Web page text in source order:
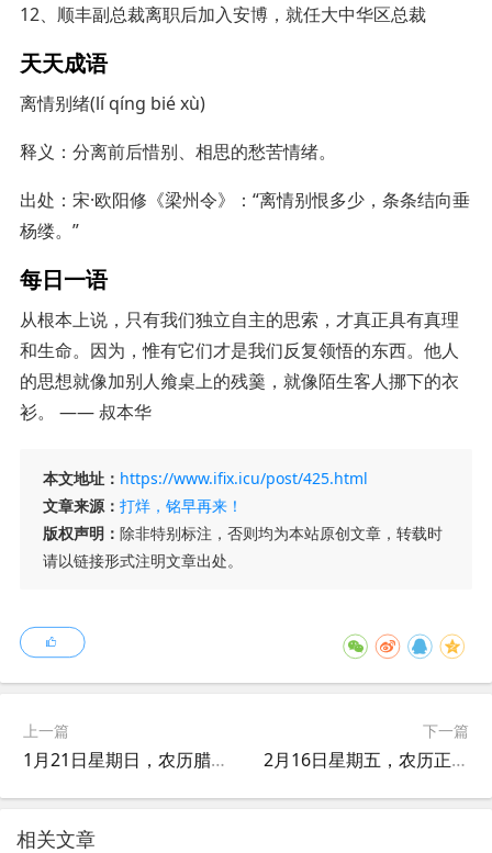
12、顺丰副总裁离职后加入安博，就任大中华区总裁
天天成语
离情别绪(lí qíng bié xù)
释义：分离前后惜别、相思的愁苦情绪。
出处：宋·欧阳修《梁州令》：“离情别恨多少，条条结向垂
杨缕。”
每日一语
从根本上说，只有我们独立自主的思索，才真正具有真理
和生命。因为，惟有它们才是我们反复领悟的东西。他人
的思想就像加别人飨桌上的残羹，就像陌生客人挪下的衣
衫。 —— 叔本华
本文地址： https://www.ifix.icu/post/425.html
文章来源： 打烊，铭早再来！
版权声明： 除非特别标注，否则均为本站原创文章，转载时
请以链接形式注明文章出处。
上一篇
1月21日星期日，农历腊月月十一，工作愉快，平安喜乐
下一篇
2月16日星期五，农历正月月初七，工作愉快，平安喜乐
相关文章